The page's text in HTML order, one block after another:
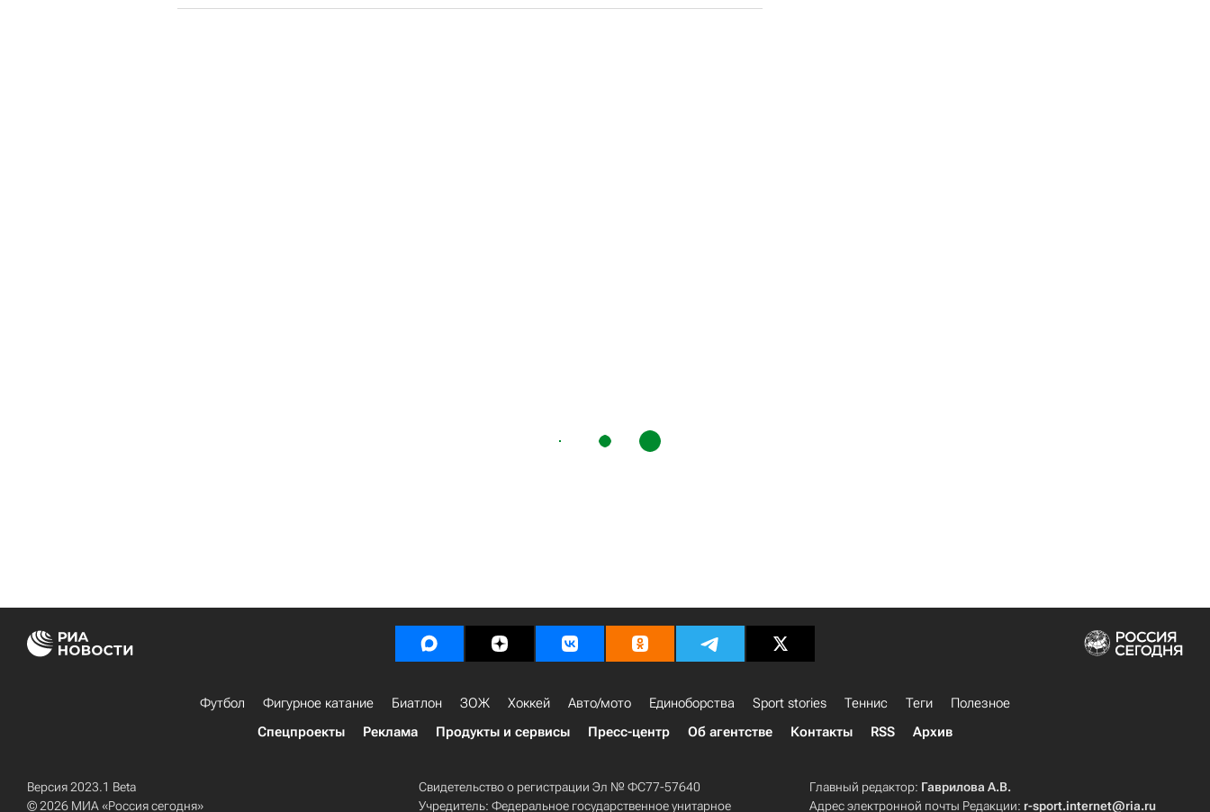
Футбол Фигурное катание Биатлон ЗОЖ Хоккей Авто/мото Единоборства Sport stories Теннис Теги
Полезное
Спецпроекты
Реклама Продукты и сервисы Пресс-центр Об агентстве Контакты RSS Архив
Версия 2023.1 Beta
© 2026 МИА «Россия сегодня»
Свидетельство о регистрации Эл № ФС77-57640
Учредитель: Федеральное государственное унитарное
Главный редактор: Гаврилова А.В.
Адрес электронной почты Редакции: r-sport.internet@ria.ru